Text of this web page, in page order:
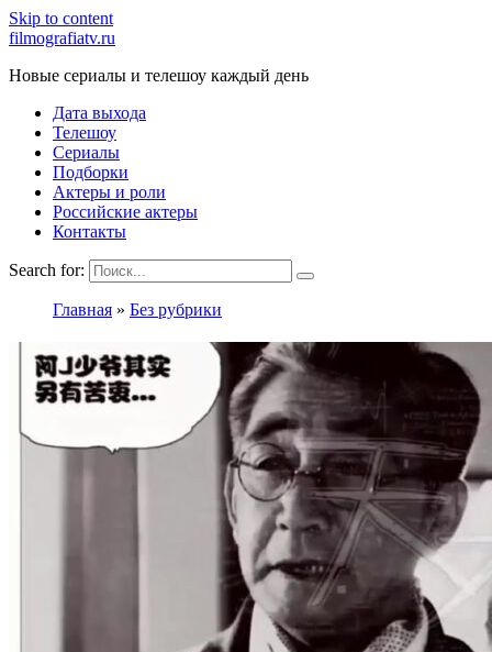
Skip to content
filmografiatv.ru
Новые сериалы и телешоу каждый день
Дата выхода
Телешоу
Сериалы
Подборки
Актеры и роли
Российские актеры
Контакты
Search for:
Главная » Без рубрики